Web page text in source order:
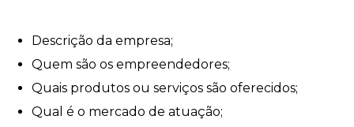
Descrição da empresa;
Quem são os empreendedores;
Quais produtos ou serviços são oferecidos;
Qual é o mercado de atuação;